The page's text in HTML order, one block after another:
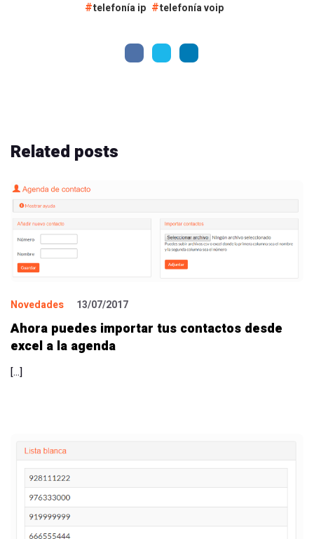
telefonía ip telefonía voip
Related posts
Novedades 13/07/2017
Ahora puedes importar tus contactos desde
excel a la agenda
[…]